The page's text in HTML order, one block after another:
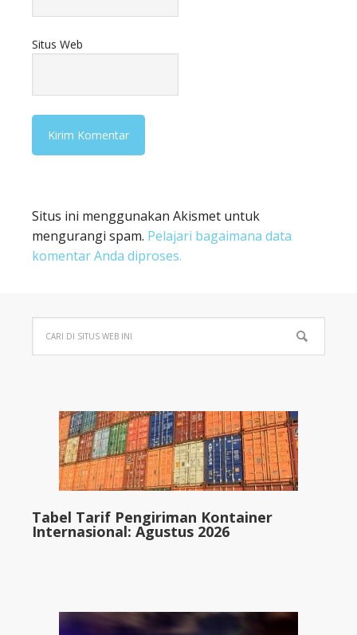
Situs Web
Situs ini menggunakan Akismet untuk
mengurangi spam. Pelajari bagaimana data
komentar Anda diproses.
Tabel Tarif Pengiriman Kontainer
Internasional: Agustus 2026